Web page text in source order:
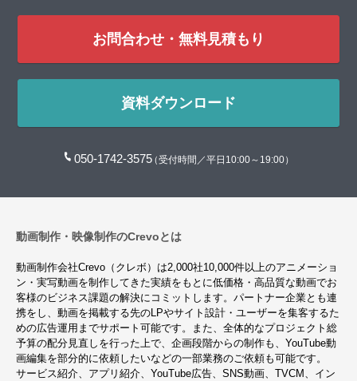
お問合わせ・無料見積もり
資料ダウンロード
050-1742-3575（受付時間／平日10:00～19:00）
動画制作・映像制作のCrevoとは
動画制作会社Crevo（クレボ）は2,000社10,000件以上のアニメーショ
ン・実写動画を制作してきた実績をもとに低価格・高品質な動画でお
客様のビジネス課題の解決にコミットします。パートナー企業とも連
携をし、動画を掲載する先のLPやサイト設計・ユーザーを集客するた
めの広告運用までサポート可能です。また、全体的なプロジェクト総
予算の配分見直しを行った上で、企画段階からの制作も、YouTube動
画編集を部分的に依頼したいなどの一部業務のご依頼も可能です。
サービス紹介、アプリ紹介、YouTube広告、SNS動画、TVCM、イン